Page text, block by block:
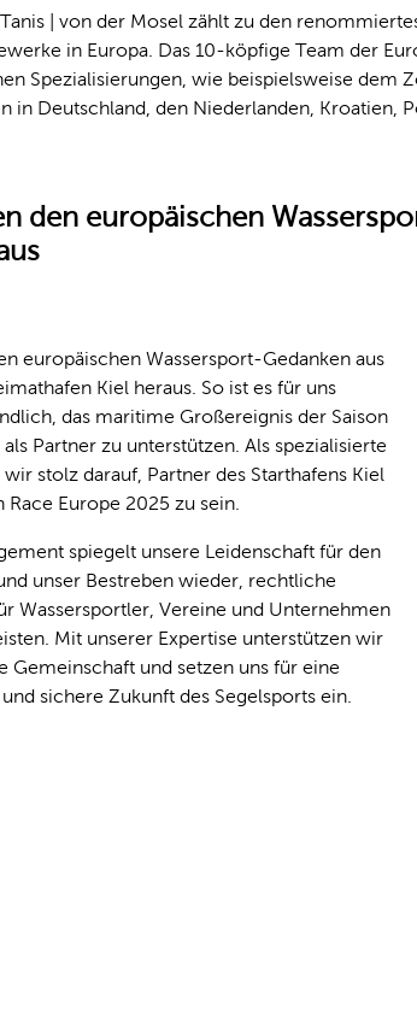
| von der Mosel zählt zu den
in Europa. Das 10-köpfige Team der
Spezialisierungen, wie beispielsweise dem
in Deutschland, den Niederlanden, Kroatien,
den europäischen
europäischen Wassersport-Gedanken aus
Kiel heraus. So ist es für uns
das maritime Großereignis der Saison
Partner zu unterstützen. Als spezialisierte
wir stolz darauf, Partner des Starthafens Kiel
Race Europe 2025 zu sein.
spiegelt unsere Leidenschaft für den
unser Bestreben wieder, rechtliche
Wassersportler, Vereine und Unternehmen
Mit unserer Expertise unterstützen wir
Gemeinschaft und setzen uns für eine
sichere Zukunft des Segelsports ein.